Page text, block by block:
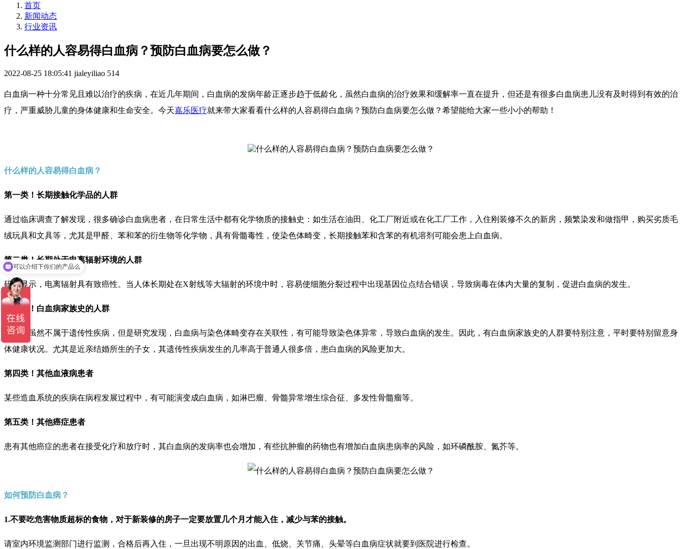
首页
新闻动态
行业资讯
什么样的人容易得白血病？预防白血病要怎么做？
2022-08-25 18:05:41 jialeyiliao 514
白血病一种十分常见且难以治疗的疾病，在近几年期间，白血病的发病年龄正逐步趋于低龄化，虽然白血病的治疗效果和缓解率一直在提升，但还是有很多白血病患儿没有及时得到有效的治
疗，严重威胁儿童的身体健康和生命安全。今天嘉乐医疗就来带大家看看什么样的人容易得白血病？预防白血病要怎么做？希望能给大家一些小小的帮助！
什么样的人容易得白血病？
第一类！长期接触化学品的人群
通过临床调查了解发现，很多确诊白血病患者，在日常生活中都有化学物质的接触史：如生活在油田、化工厂附近或在化工厂工作，入住刚装修不久的新房，频繁染发和做指甲，购买劣质毛
绒玩具和文具等，尤其是甲醛、苯和苯的衍生物等化学物，具有骨髓毒性，使染色体畸变，长期接触苯和含苯的有机溶剂可能会患上白血病。
第二类！长期处于电离辐射环境的人群
研究显示，电离辐射具有致癌性。当人体长期处在X射线等大辐射的环境中时，容易使细胞分裂过程中出现基因位点结合错误，导致病毒在体内大量的复制，促进白血病的发生。
第三类！白血病家族史的人群
白血病虽然不属于遗传性疾病，但是研究发现，白血病与染色体畸变存在关联性，有可能导致染色体异常，导致白血病的发生。因此，有白血病家族史的人群要特别注意，平时要特别留意身
体健康状况。尤其是近亲结婚所生的子女，其遗传性疾病发生的几率高于普通人很多倍，患白血病的风险更加大。
第四类！其他血液病患者
某些造血系统的疾病在病程发展过程中，有可能演变成白血病，如淋巴瘤、骨髓异常增生综合征、多发性骨髓瘤等。
第五类！其他癌症患者
患有其他癌症的患者在接受化疗和放疗时，其白血病的发病率也会增加，有些抗肿瘤的药物也有增加白血病患病率的风险，如环磷酰胺、氮芥等。
如何预防白血病？
1.不要吃危害物质超标的食物，对于新装修的房子一定要放置几个月才能入住，减少与苯的接触。
请室内环境监测部门进行监测，合格后再入住，一旦出现不明原因的出血、低烧、关节痛、头晕等白血病症状就要到医院进行检查。
可以介绍下你们的产品么